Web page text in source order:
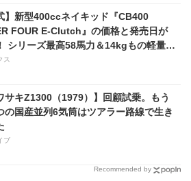
】新型400ccネイキッド『CB400
FOUR E-Clutch』の価格と発売日が
シリーズ最高58馬力＆14kgもの軽量
全に「旧CB400SF」を超えた!?
ス
サキZ1300（1979）】回顧試乗。もう
の国産並列6気筒はツアラー路線で生き
ブ
Recommended by